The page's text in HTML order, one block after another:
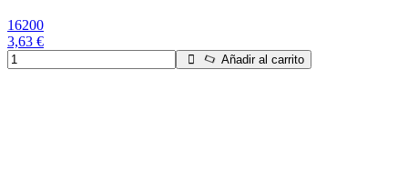
16200
3,63 €
Añadir al carrito